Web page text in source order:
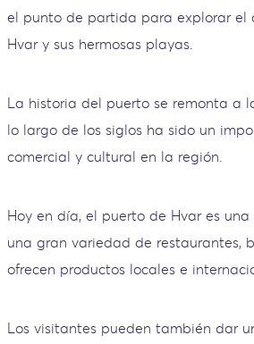
el punto de partida para explorar el
Hvar y sus hermosas playas.
La historia del puerto se remonta a
lo largo de los siglos ha sido un
comercial y cultural en la región.
Hoy en día, el puerto de Hvar es
una gran variedad de restaurantes,
ofrecen productos locales e
Los visitantes pueden también dar